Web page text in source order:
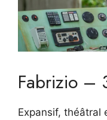
Fabrizio –
Expansif, théâtral